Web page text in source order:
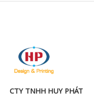
CTY TNHH HUY PHÁT